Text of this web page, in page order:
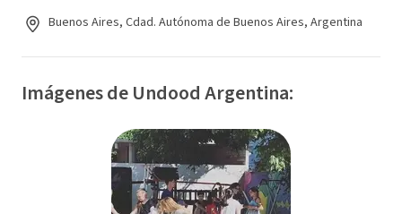
Buenos Aires, Cdad. Autónoma de Buenos Aires, Argentina
Imágenes de Undood Argentina: